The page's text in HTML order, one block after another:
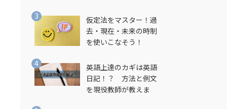
仮定法をマスター！過
去・現在・未来の時制
を使いこなそう！
英語上達のカギは英語
日記！？ 方法と例文
を現役教師が教えま